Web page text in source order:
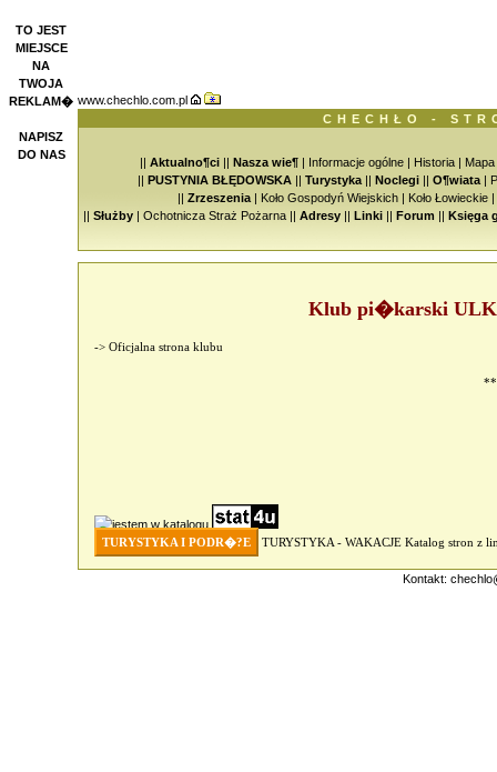
TO JEST
MIEJSCE
NA
TWOJA
REKLAM�
NAPISZ
DO NAS
www.chechlo.com.pl
CHECHŁO -
|| Aktualno¶ci || Nasza wie¶ | Informacje ogólne | Historia | Mapa
|| PUSTYNIA BŁĘDOWSKA || Turystyka || Noclegi || O¶wiata |
|| Zrzeszenia | Koło Gospodyń Wiejskich | Koło Łowieckie |
|| Służby | Ochotnicza Straż Pożarna || Adresy || Linki || Forum || Księga
Klub pi�karski
-> Oficjalna strona klubu
TURYSTYKA I PODR�?E TURYSTYKA - WAKACJE Katalog stron z
Kontakt: